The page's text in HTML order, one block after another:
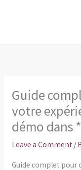
Guide
votre
démo dans
Leave a Comment /
Guide complet